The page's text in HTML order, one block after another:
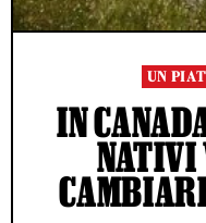
UN
IN
NATIVI